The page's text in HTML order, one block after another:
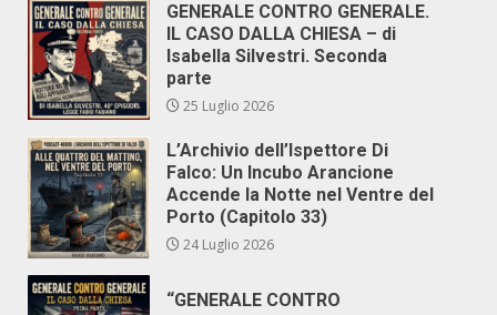
GENERALE CONTRO GENERALE.
IL CASO DALLA CHIESA – di
Isabella Silvestri. Seconda
parte
25 Luglio 2026
L’Archivio dell’Ispettore Di
Falco: Un Incubo Arancione
Accende la Notte nel Ventre del
Porto (Capitolo 33)
24 Luglio 2026
“GENERALE CONTRO